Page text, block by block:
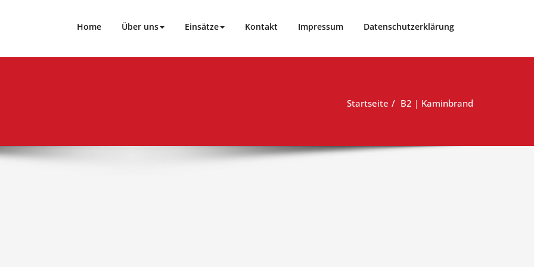
Home Über uns Einsätze Kontakt Impressum Datenschutzerklärung
Startseite B2 | Kaminbrand